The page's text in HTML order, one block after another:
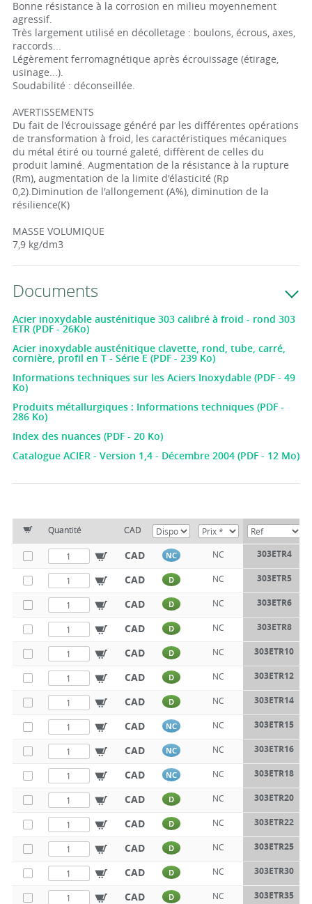
Bonne résistance à la corrosion en milieu moyennement
agressif.
Très largement utilisé en décolletage : boulons, écrous, axes,
raccords...
Légèrement ferromagnétique après écrouissage (étirage,
usinage...).
Soudabilité : déconseillée.
AVERTISSEMENTS
Du fait de l'écrouissage généré par les différentes opérations
de transformation à froid, les caractéristiques mécaniques
du métal étiré ou tourné galeté, diffèrent de celles du
produit laminé. Augmentation de la résistance à la rupture
(Rm), augmentation de la limite d'élasticité (Rp
0,2).Diminution de l'allongement (A%), diminution de la
résilience(K)
MASSE VOLUMIQUE
7,9 kg/dm3
Documents
Acier inoxydable austénitique 303 calibré à froid - rond 303
ETR (PDF - 26Ko)
Acier inoxydable austénitique clavette, rond, tube, carré,
cornière, profil en T - Série E (PDF - 239 Ko)
Informations techniques sur les Aciers Inoxydable (PDF - 49
Ko)
Produits métallurgiques : Informations techniques (PDF -
286 Ko)
Index des nuances (PDF - 20 Ko)
Catalogue ACIER - Version 1,4 - Décembre 2004 (PDF - 12 Mo)
Quantité CAD
CAD NC NC 303ETR4
CAD D NC 303ETR5
CAD D NC 303ETR6
CAD D NC 303ETR8
CAD D NC 303ETR10
CAD D NC 303ETR12
CAD D NC 303ETR14
CAD NC NC 303ETR15
CAD NC NC 303ETR16
CAD NC NC 303ETR18
CAD D NC 303ETR20
CAD D NC 303ETR22
CAD D NC 303ETR25
CAD D NC 303ETR30
CAD D NC 303ETR35